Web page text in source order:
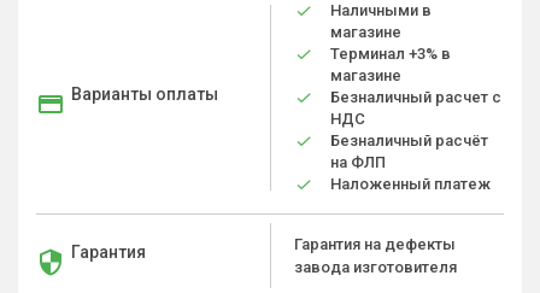
Варианты оплаты
Наличными в
магазине
Терминал +3% в
магазине
Безналичный расчет с
НДС
Безналичный расчёт
на ФЛП
Наложенный платеж
Гарантия
Гарантия на дефекты
завода изготовителя